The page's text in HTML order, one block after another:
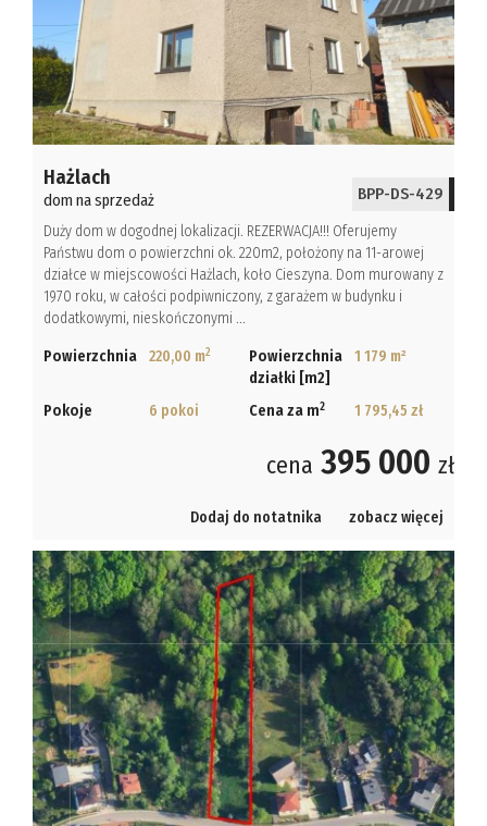
Hażlach
dom na sprzedaż BPP-DS-429
Duży dom w dogodnej lokalizacji. REZERWACJA!!! Oferujemy
Państwu dom o powierzchni ok. 220m2, położony na 11-arowej
działce w miejscowości Hażlach, koło Cieszyna. Dom murowany z
1970 roku, w całości podpiwniczony, z garażem w budynku i
dodatkowymi, nieskończonymi ...
Powierzchnia 220,00 m2
Powierzchnia
działki [m2]
1 179 m²
Pokoje 6 pokoi Cena za m2 1 795,45 zł
cena 395 000 zł
Dodaj do notatnika zobacz więcej